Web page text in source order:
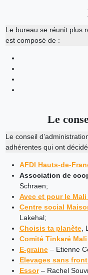
Le bureau se réunit plus
est composé de :
Le
Le conseil
adhérentes qui ont
AFDI Hauts-de-
Association de
Schraen;
Avec et pour le Mali
Centre social
Lakehal;
Choisis ta planète,
Comité Tinkaré Mali
E-graine– Etienne
Elevages sans
Essor– Rachel